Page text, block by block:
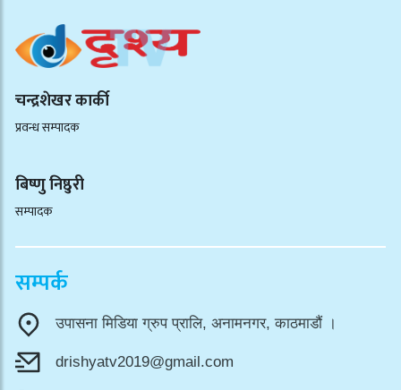
चन्द्रशेखर कार्की
प्रवन्ध सम्पादक
बिष्णु निष्ठुरी
सम्पादक
सम्पर्क
उपासना मिडिया ग्रुप प्रालि, अनामनगर, काठमाडौं ।
drishyatv2019@gmail.com